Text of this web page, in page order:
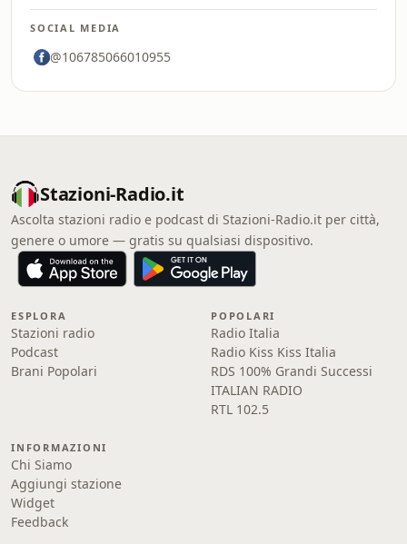
SOCIAL MEDIA
@106785066010955
Stazioni-Radio.it
Ascolta stazioni radio e podcast di Stazioni-Radio.it per città,
genere o umore — gratis su qualsiasi dispositivo.
ESPLORA
Stazioni radio
Podcast
Brani Popolari
POPOLARI
Radio Italia
Radio Kiss Kiss Italia
RDS 100% Grandi Successi
ITALIAN RADIO
RTL 102.5
INFORMAZIONI
Chi Siamo
Aggiungi stazione
Widget
Feedback